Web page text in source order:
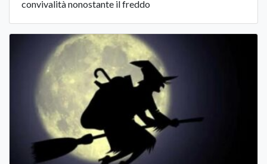
convivalità nonostante il freddo